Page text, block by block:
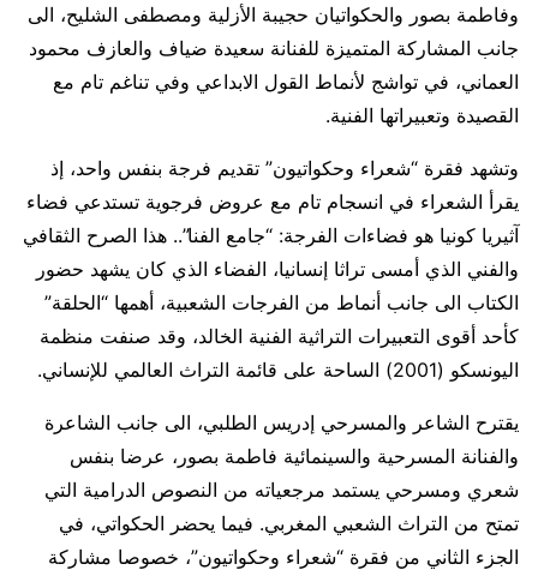
وفاطمة بصور والحكواتيان حجيبة الأزلية ومصطفى الشليح، الى
جانب المشاركة المتميزة للفنانة سعيدة ضياف والعازف محمود
العماني، في تواشج لأنماط القول الابداعي وفي تناغم تام مع
القصيدة وتعبيراتها الفنية.
وتشهد فقرة “شعراء وحكواتيون” تقديم فرجة بنفس واحد، إذ
يقرأ الشعراء في انسجام تام مع عروض فرجوية تستدعي فضاء
آثيريا كونيا هو فضاءات الفرجة: “جامع الفنا”.. هذا الصرح الثقافي
والفني الذي أمسى تراثا إنسانيا، الفضاء الذي كان يشهد حضور
الكتاب الى جانب أنماط من الفرجات الشعبية، أهمها “الحلقة”
كأحد أقوى التعبيرات التراثية الفنية الخالد، وقد صنفت منظمة
اليونسكو (2001) الساحة على قائمة التراث العالمي للإنساني.
يقترح الشاعر والمسرحي إدريس الطلبي، الى جانب الشاعرة
والفنانة المسرحية والسينمائية فاطمة بصور، عرضا بنفس
شعري ومسرحي يستمد مرجعياته من النصوص الدرامية التي
تمتح من التراث الشعبي المغربي. فيما يحضر الحكواتي، في
الجزء الثاني من فقرة “شعراء وحكواتيون”، خصوصا مشاركة